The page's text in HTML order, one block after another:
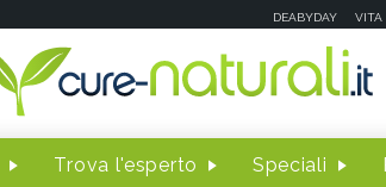
DEABYDAY VITA
Trova l'esperto Speciali